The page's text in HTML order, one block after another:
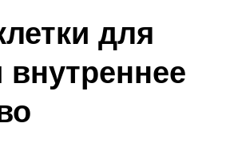
для